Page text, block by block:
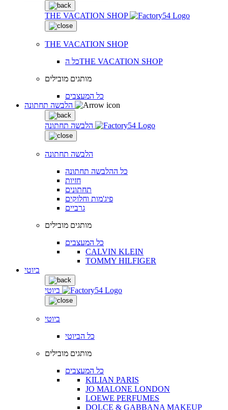
THE VACATION SHOP
THE VACATION SHOP
כל הTHE VACATION SHOP
מותגים מובילים
כל המעצבים
הלבשה תחתונה
הלבשה תחתונה
כל ההלבשה תחתונה
חזיות
תחתונים
פיג'מות וחלוקים
גרביים
מותגים מובילים
כל המעצבים
CALVIN KLEIN
TOMMY HILFIGER
ביוטי
ביוטי
ביוטי
כל הביוטי
מותגים מובילים
כל המעצבים
KILIAN PARIS
JO MALONE LONDON
LOEWE PERFUMES
DOLCE & GABBANA MAKEUP